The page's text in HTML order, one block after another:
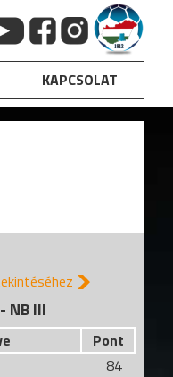
KAPCSOLAT
NB III
Pont
84